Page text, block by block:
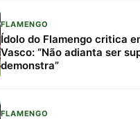
FLAMENGO
Ídolo do Flamengo critica
Vasco: “Não adianta ser
demonstra”
FLAMENGO